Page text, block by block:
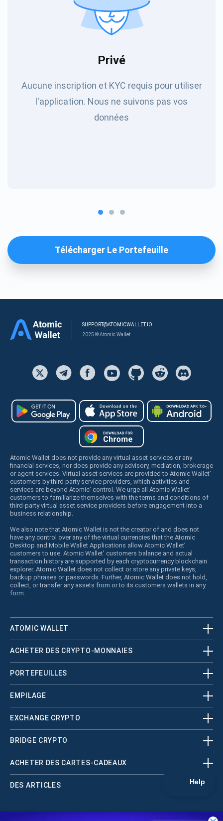
Privé
Aucune inscription et KYC requis pour utiliser
l'application. Nous ne suivons pas vos
données
Télécharger Le Portefeuille
SUPPORT@ATOMICWALLET.IO
2025 © Atomic Wallet
Atomic Wallet does not provide any virtual asset services or any
financial services, nor does provide any advisory, mediation, brokerage
or agent services. Virtual asset services are provided to Atomic Wallet’
customers by third party service providers, which activities and
services are beyond Atomic’ control. We urge all Atomic Wallet’
customers to familiarize themselves with the terms and conditions of
third-party virtual asset service providers before engagement into a
business relationship.
We also note that Atomic Wallet is not the creator of and does not
have any control over any of the virtual currencies that the Atomic
Desktop and Mobile Wallet Applications allow Atomic Wallet’
customers to use. Atomic Wallet’ customers balance and actual
transaction history are supported by each cryptocurrency blockchain
explorer. Atomic Wallet does not collect or store any private keys,
backup phrases or passwords. Further, Atomic Wallet does not hold,
collect, or transfer any assets from or to its customers wallets in any
form.
ATOMIC WALLET
ACHETER DES CRYPTO-MONNAIES
PORTEFEUILLES
EMPILAGE
EXCHANGE CRYPTO
BRIDGE CRYPTO
ACHETER DES CARTES-CADEAUX
DES ARTICLES